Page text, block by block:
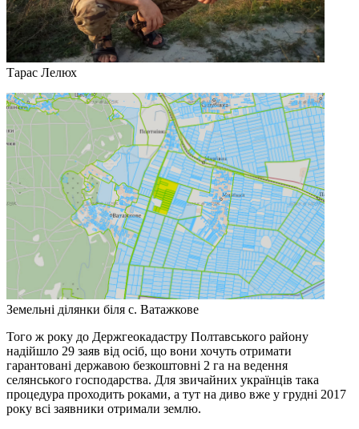
Тарас Лелюх
Земельні ділянки біля с. Ватажкове
Того ж року до Держгеокадастру Полтавського району
надійшло 29 заяв від осіб, що вони хочуть отримати
гарантовані державою безкоштовні 2 га на ведення
селянського господарства. Для звичайних українців така
процедура проходить роками, а тут на диво вже у грудні 2017
року всі заявники отримали землю.